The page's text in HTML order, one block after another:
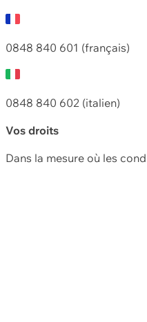
0848 840 601 (français)
0848 840 602 (italien)
Vos droits
Dans la mesure où les